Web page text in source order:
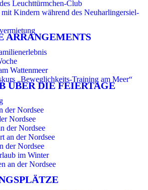
Leuchttürmchen-Club
Kindern während des Neuharlingersiel-
ARRANGEMENTS
Wattenmeer
„Beweglichkeits-Training am Meer“
ÜBER DIE FEIERTAGE
der Nordsee
Nordsee
der Nordsee
an der Nordsee
der Nordsee
im Winter
an der Nordsee